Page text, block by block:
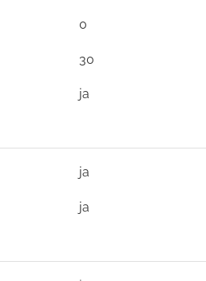
0
30
ja
ja
ja